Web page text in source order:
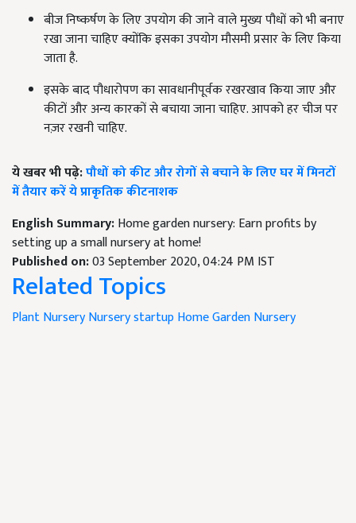
बीज निष्कर्षण के लिए उपयोग की जाने वाले मुख्य पौधों को भी बनाए
रखा जाना चाहिए क्योंकि इसका उपयोग मौसमी प्रसार के लिए किया
जाता है.
इसके बाद पौधारोपण का सावधानीपूर्वक रखरखाव किया जाए और
कीटों और अन्य कारकों से बचाया जाना चाहिए. आपको हर चीज पर
नज़र रखनी चाहिए.
ये खबर भी पढ़े:पौधों को कीट और रोगों से बचाने के लिए घर में मिनटों
में तैयार करें ये प्राकृतिक कीटनाशक
English Summary:Home garden nursery: Earn profits by
setting up a small nursery at home!
Published on:03 September 2020, 04:24 PM IST
Related Topics
Plant NurseryNursery startupHome Garden Nursery